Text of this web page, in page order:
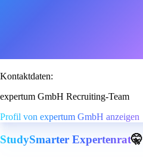
Kontaktdaten:
expertum GmbH Recruiting-Team
Profil von expertum GmbH anzeigen
StudySmarter Expertenrat🤫